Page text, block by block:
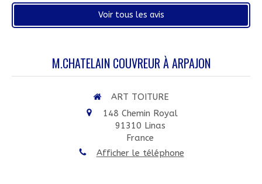
Voir tous les avis
M.CHATELAIN COUVREUR À ARPAJON
ART TOITURE
148 Chemin Royal
91310 Linas
France
Afficher le téléphone